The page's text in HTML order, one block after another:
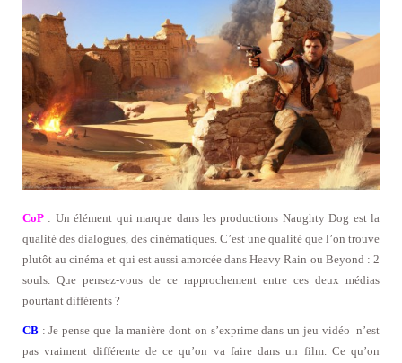
CoP : Un élément qui marque dans les productions Naughty Dog est la
qualité des dialogues, des cinématiques. C’est une qualité que l’on trouve
plutôt au cinéma et qui est aussi amorcée dans Heavy Rain ou Beyond : 2
souls. Que pensez-vous de ce rapprochement entre ces deux médias
pourtant différents ?
CB : Je pense que la manière dont on s’exprime dans un jeu vidéo n’est
pas vraiment différente de ce qu’on va faire dans un film. Ce qu’on